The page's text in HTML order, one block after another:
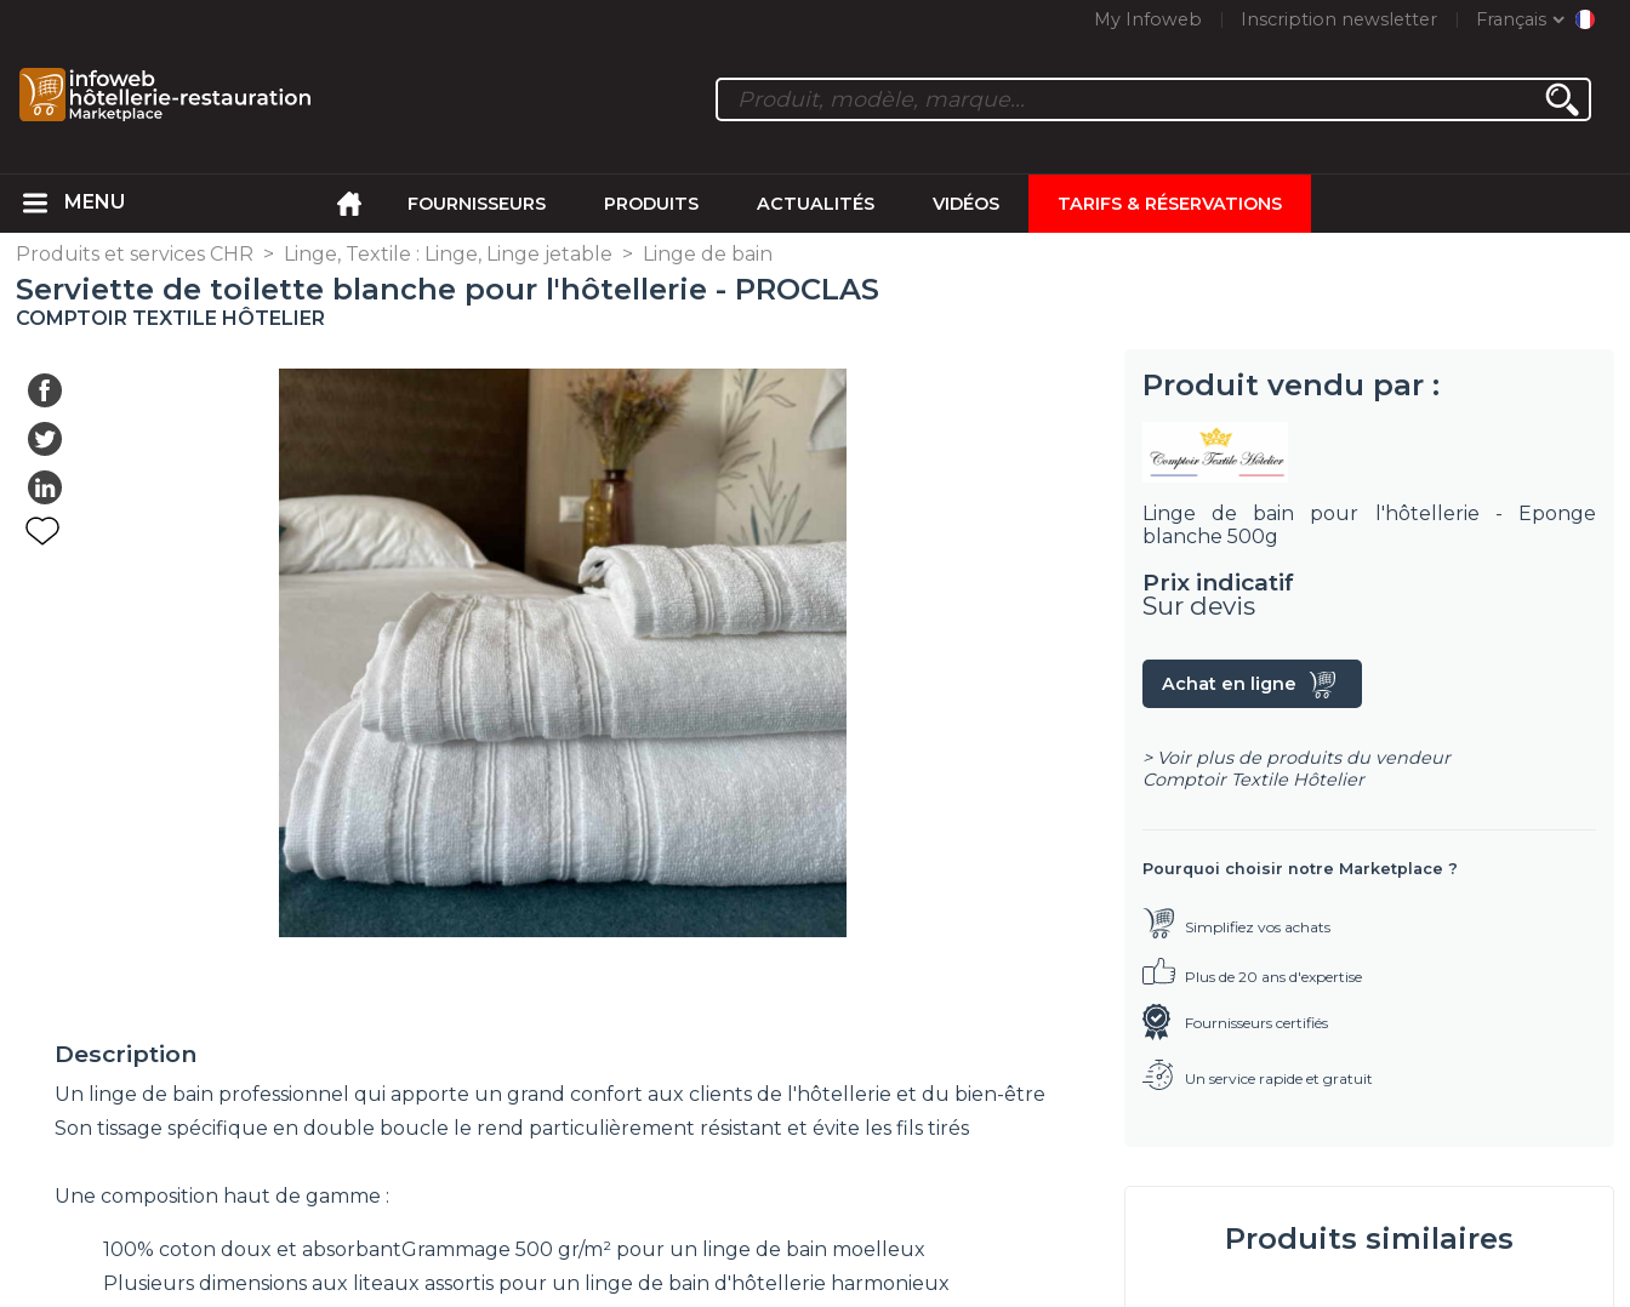
My Infoweb Inscription newsletter Français
FOURNISSEURS PRODUITS ACTUALITÉS VIDÉOS TARIFS & RÉSERVATIONS
Produits et services CHR > Linge, Textile : Linge, Linge jetable > Linge de bain
Serviette de toilette blanche pour l'hôtellerie - PROCLAS
COMPTOIR TEXTILE HÔTELIER
Description
Un linge de bain professionnel qui apporte un grand confort aux clients de l'hôtellerie et du bien-être
Son tissage spécifique en double boucle le rend particulièrement résistant et évite les fils tirés
Une composition haut de gamme :
100% coton doux et absorbantGrammage 500 gr/m² pour un linge de bain moelleux
Plusieurs dimensions aux liteaux assortis pour un linge de bain d'hôtellerie harmonieux
Produit vendu par :
Linge de bain pour l'hôtellerie - Eponge
blanche 500g
Prix indicatif
Sur devis
Achat en ligne
> Voir plus de produits du vendeur
Comptoir Textile Hôtelier
Pourquoi choisir notre Marketplace ?
Simplifiez vos achats
Plus de 20 ans d'expertise
Fournisseurs certifiés
Un service rapide et gratuit
Produits similaires